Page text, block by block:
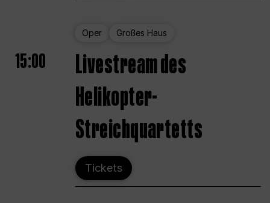
Oper Großes Haus
15:00
Livestream des
Helikopter-
Streichquartetts
Tickets